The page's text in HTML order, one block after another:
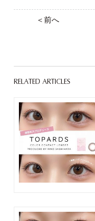
＜前へ
RELATED ARTICLES